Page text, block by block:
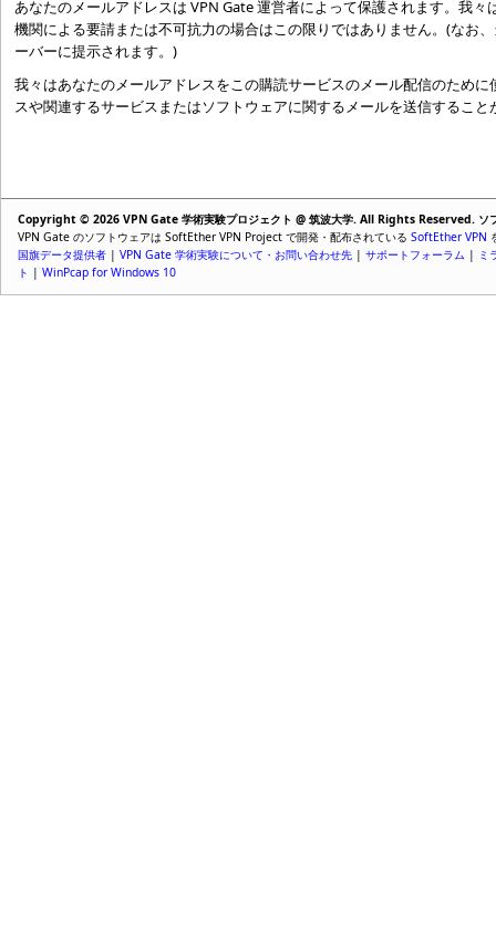
あなたのメールアドレスは VPN Gate 運営者によって保護されます。我
機関による要請または不可抗力の場合はこの限りではありません。(なお
ーバーに提示されます。)
我々はあなたのメールアドレスをこの購読サービスのメール配信のため
スや関連するサービスまたはソフトウェアに関するメールを送信すること
Copyright © 2026 VPN Gate 学術実験プロジェクト @ 筑波大学. All Rights Reserved. ソ
VPN Gate のソフトウェアは SoftEther VPN Project で開発・配布されている SoftEther VPN
国旗データ提供者 | VPN Gate 学術実験について・お問い合わせ先 | サポートフォーラム | ミ
ト | WinPcap for Windows 10